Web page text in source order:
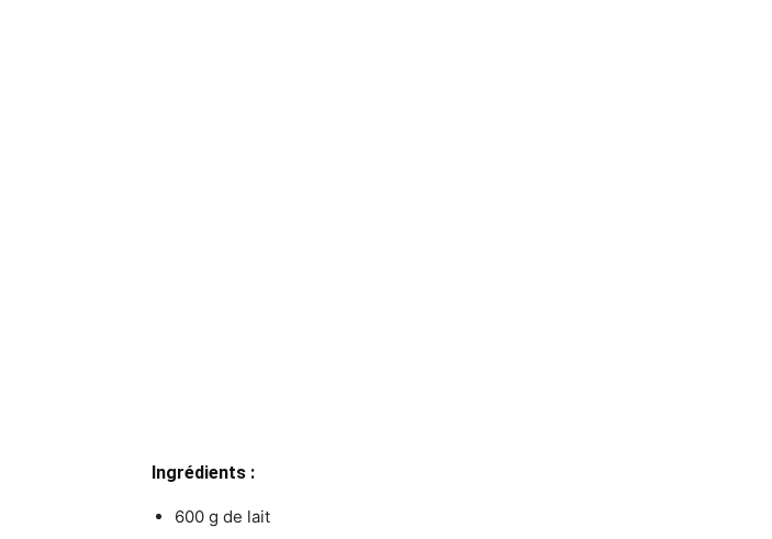
Ingrédients :
600 g de lait